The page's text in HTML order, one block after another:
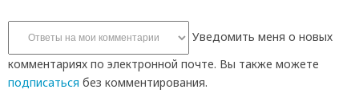
Уведомить меня о новых
комментариях по электронной почте. Вы также можете
подписаться без комментирования.